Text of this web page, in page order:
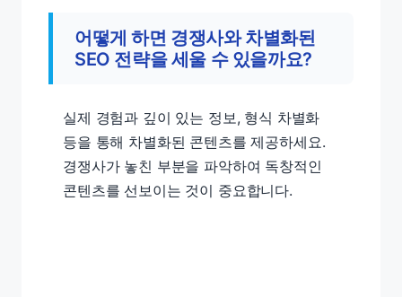
어떻게 하면 경쟁사와 차별화된
SEO 전략을 세울 수 있을까요?
실제 경험과 깊이 있는 정보, 형식 차별화
등을 통해 차별화된 콘텐츠를 제공하세요.
경쟁사가 놓친 부분을 파악하여 독창적인
콘텐츠를 선보이는 것이 중요합니다.